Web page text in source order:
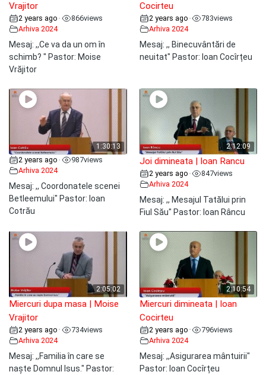
Vrajitor
2 years ago • 866views
Arhiva 2024
Mesaj: ,,Ce va da un om în
schimb? " Pastor: Moise
Vrăjitor
Cocirteu
2 years ago • 783views
Arhiva 2024
Mesaj: ,, Binecuvântări de
neuitat" Pastor: Ioan Cocîrțeu
1:30:13
2 years ago • 987views
Arhiva 2024
Mesaj: ,, Coordonatele scenei
Betleemului" Pastor: Ioan
Cotrău
2:12:09
Joi dimineata | Ioan Rancu
2 years ago • 847views
Arhiva 2024
Mesaj: ,, Mesajul Tatălui prin
Fiul Său" Pastor: Ioan Râncu
2:05:02
Miercuri dupa masa | Moise
Vrajitor
2 years ago • 734views
Arhiva 2024
Mesaj: ,,Familia în care se
naște Domnul Isus." Pastor:
2:10:54
Miercuri dimineata | Ioan
Cocirteu
2 years ago • 796views
Arhiva 2024
Mesaj: ,,Asigurarea mântuirii"
Pastor: Ioan Cocîrțeu